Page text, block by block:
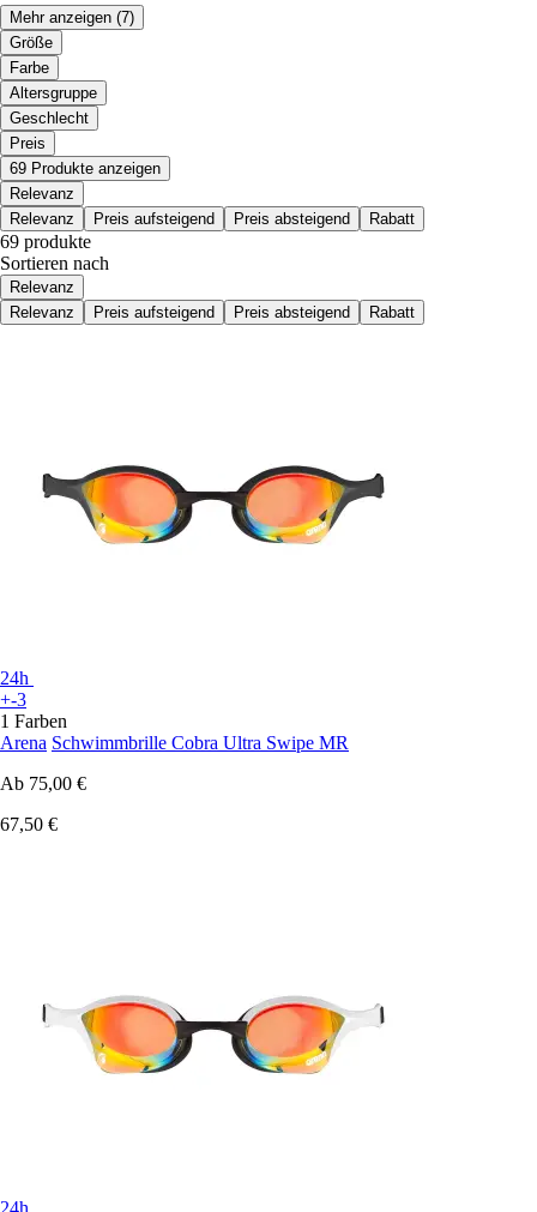
Mehr anzeigen (7)
Größe
Farbe
Altersgruppe
Geschlecht
Preis
69 Produkte anzeigen
Relevanz
Relevanz
Preis aufsteigend Preis absteigend Rabatt
69 produkte
Sortieren nach
Relevanz
Relevanz
Preis aufsteigend Preis absteigend Rabatt
24h
+-3
1 Farben
Arena Schwimmbrille Cobra Ultra Swipe MR
Ab 75,00 €
67,50 €
24h